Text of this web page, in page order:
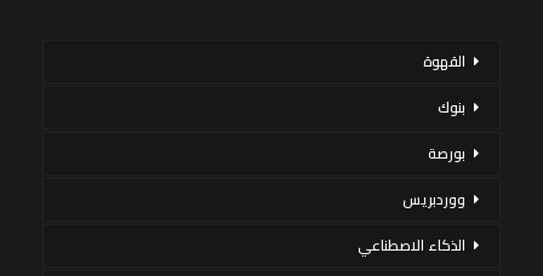
القهوة
بنوك
بورصة
ووردبريس
الذكاء الاصطناعي